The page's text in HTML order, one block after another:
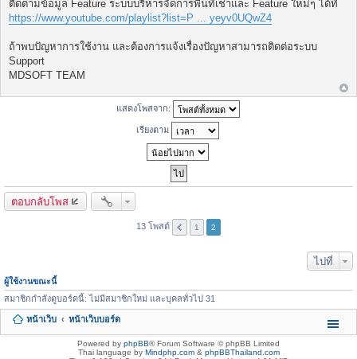
ติดตามข้อมูล Feature ระบบบริหารจัดการพื้นที่เช่าและ Feature ใหม่ๆ ได้ที่
https://www.youtube.com/playlist?list=P ... yeyv0UQwZ4
ถ้าพบปัญหาการใช้งาน และต้องการแจ้งเรื่องปัญหาสามารถติดต่อระบบ
Support
MDSOFT TEAM
แสดงโพสจาก:
เรียงตาม
ตอบกลับโพส
13 โพสต์ 1 2
ไปที่
ผู้ใช้งานขณะนี้
สมาชิกกำลังดูบอร์ดนี้: ไม่มีสมาชิกใหม่ และบุคลทั่วไป 31
หน้าเว็บ หน้าเว็บบอร์ด
Powered by phpBB® Forum Software © phpBB Limited
Thai language by Mindphp.com& phpBBThailand.com